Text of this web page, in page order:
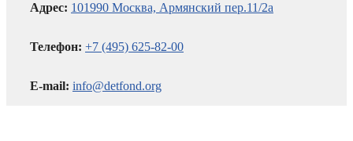
Адрес: 101990 Москва, Армянский пер.11/2а
Телефон: +7 (495) 625-82-00
E-mail: info@detfond.org